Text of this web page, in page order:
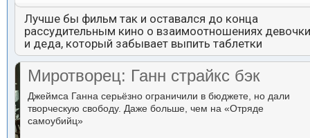
Лучше бы фильм так и оставался до конца
рассудительным кино о взаимоотношениях девочки
и деда, который забывает выпить таблетки
Миротворец: Ганн страйкс бэк
Джеймса Ганна серьёзно ограничили в бюджете, но дали
творческую свободу. Даже больше, чем на «Отряде
самоубийц»